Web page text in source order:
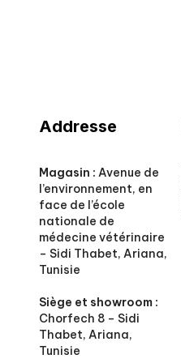
Addresse
Magasin : Avenue de
l’environnement, en
face de l’école
nationale de
médecine vétérinaire
– Sidi Thabet, Ariana,
Tunisie
Siège et showroom :
Chorfech 8 – Sidi
Thabet, Ariana,
Tunisie